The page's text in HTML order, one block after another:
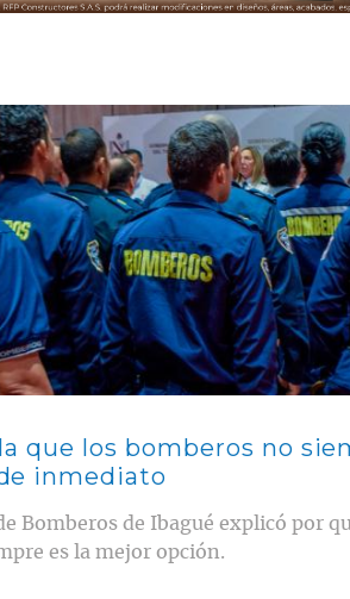
que los bomberos no
inmediato
Bomberos de Ibagué explicó por
es la mejor opción.